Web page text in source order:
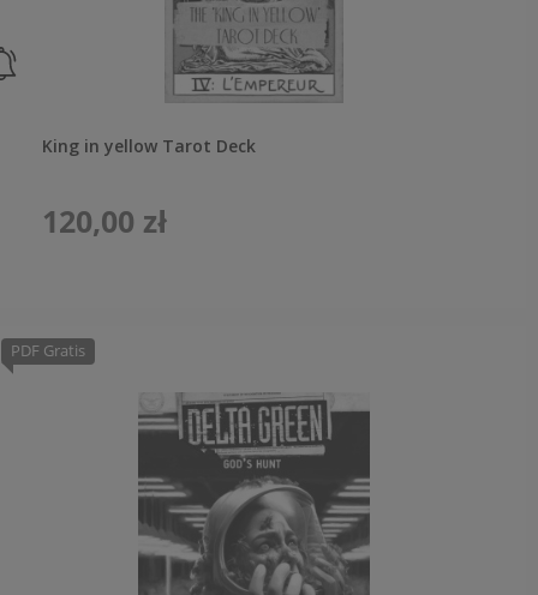
King in yellow Tarot Deck
120,00 zł
PDF Gratis